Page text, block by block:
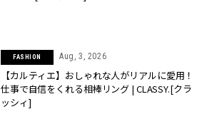
FASHION Aug, 3, 2026
【カルティエ】おしゃれな人がリアルに愛用！
仕事で自信をくれる相棒リング | CLASSY.[クラ
ッシィ]